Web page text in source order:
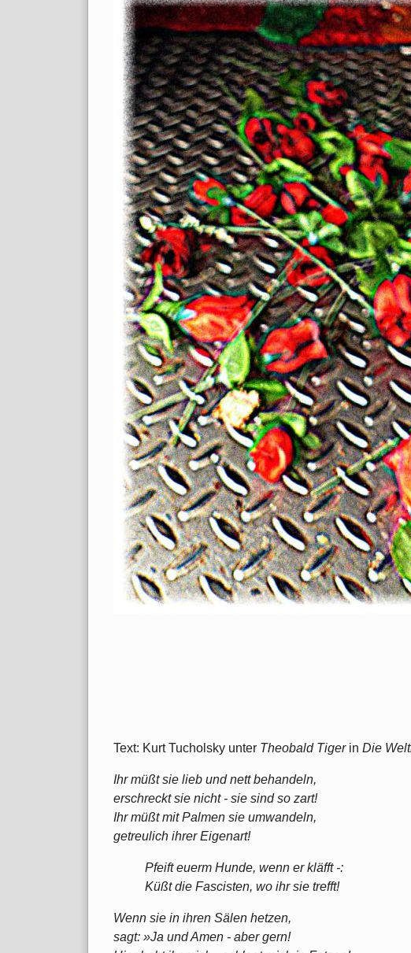
Text: Kurt Tucholsky unter Theobald Tigerin Die
Ihr müßt sie lieb und nett behandeln,
erschreckt sie nicht - sie sind so zart!
Ihr müßt mit Palmen sie umwandeln,
getreulich ihrer Eigenart!
Pfeift euerm Hunde, wenn er kläfft -:
Küßt die Fascisten, wo ihr sie trefft!
Wenn sie in ihren Sälen hetzen,
sagt: »Ja und Amen - aber gern!